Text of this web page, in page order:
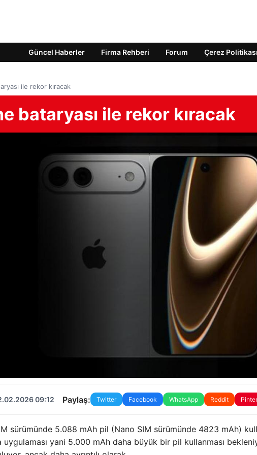
Güncel Haberler Firma Rehberi Forum Çerez Politikası
ile rekor kıracak
bataryası ile rekor kıracak
09:12 Paylaş: Twitter Facebook WhatsApp Reddit
sürümünde 5.088 mAh pil (Nano SIM sürümünde 4823 mAh)
uygulaması yani 5.000 mAh daha büyük bir pil kullanması